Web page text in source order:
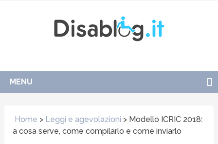
MENU
Home > Leggi e agevolazioni > Modello ICRIC 2018:
a cosa serve, come compilarlo e come inviarlo